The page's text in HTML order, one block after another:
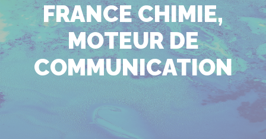
FRANCE CHIMIE,
MOTEUR DE
COMMUNICATION